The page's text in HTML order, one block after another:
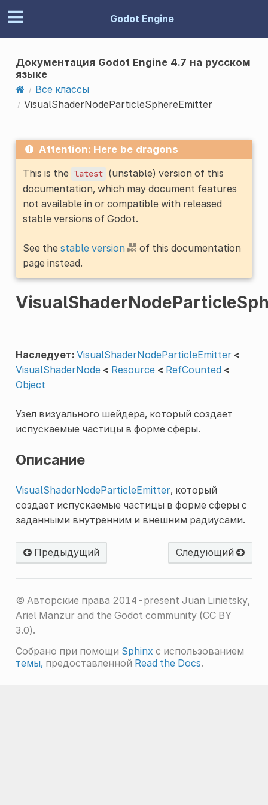
Godot Engine
Документация Godot Engine 4.7 на русском
языке
Все классы
VisualShaderNodeParticleSphereEmitter
Attention: Here be dragons
This is the latest (unstable) version of this
documentation, which may document features
not available in or compatible with released
stable versions of Godot.
See the stable version
of this documentation
page instead.
Наследует: VisualShaderNodeParticleEmitter <
VisualShaderNode < Resource < RefCounted <
Object
Узел визуального шейдера, который создает
испускаемые частицы в форме сферы.
Описание
VisualShaderNodeParticleEmitter, который
создает испускаемые частицы в форме сферы с
заданными внутренним и внешним радиусами.
Предыдущий Следующий
© Авторские права 2014-present Juan Linietsky,
Ariel Manzur and the Godot community (CC BY
3.0).
Собрано при помощи Sphinx с использованием
темы, предоставленной Read the Docs.